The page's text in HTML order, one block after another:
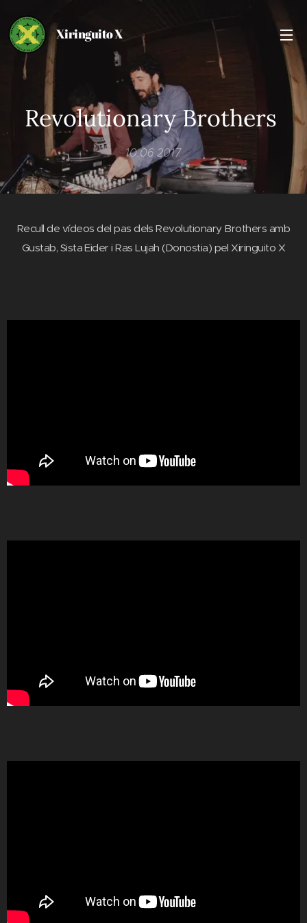
Xiringuito X
Revolutionary Brothers
10.06.2017
Recull de vídeos del pas dels Revolutionary Brothers amb
Gustab, Sista Eider i Ras Lujah (Donostia) pel Xiringuito X